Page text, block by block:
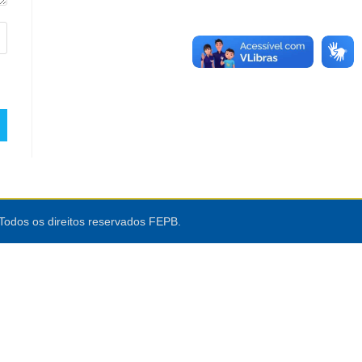
os direitos reservados FEPB.